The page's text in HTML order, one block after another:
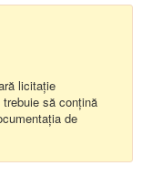
licitație
să conțină
de